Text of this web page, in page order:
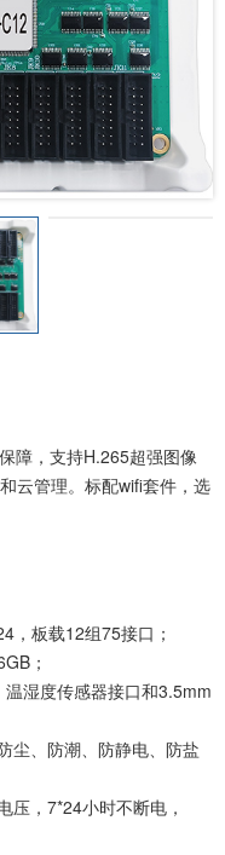
障，支持H.265超强图像
云管理。标配wifi套件，选
，板载12组75接口；
；
湿度传感器接口和3.5mm
尘、防潮、防静电、防盐
，7*24小时不断电，